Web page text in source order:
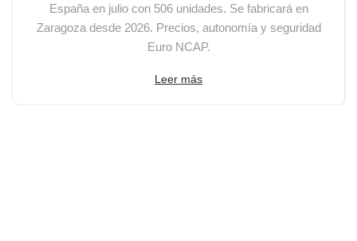
España en julio con 506 unidades. Se fabricará en
Zaragoza desde 2026. Precios, autonomía y seguridad
Euro NCAP.
Leer más